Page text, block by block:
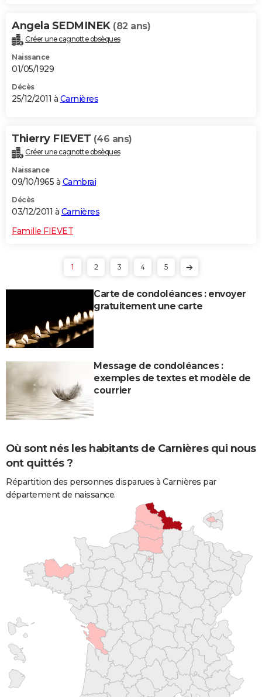
Angela SEDMINEK (82 ans)
Créer une cagnotte obsèques
Naissance
01/05/1929
Décès
25/12/2011 à Carnières
Thierry FIEVET (46 ans)
Créer une cagnotte obsèques
Naissance
09/10/1965 à Cambrai
Décès
03/12/2011 à Carnières
Famille FIEVET
1 2 3 4 5
Carte de condoléances : envoyer
gratuitement une carte
Message de condoléances :
exemples de textes et modèle de
courrier
Où sont nés les habitants de Carnières qui nous
ont quittés ?
Répartition des personnes disparues à Carnières par
département de naissance.